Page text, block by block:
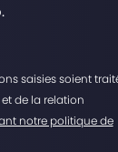
saisies soient
de la relation
notre politique de